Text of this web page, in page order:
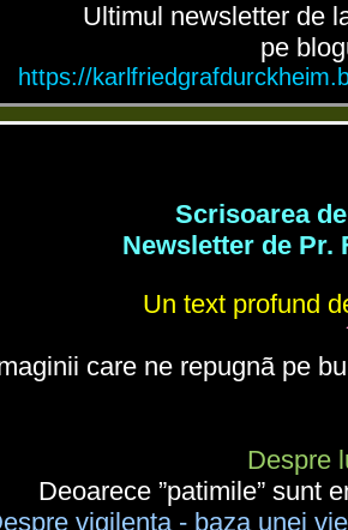
Ultimul newsletter de
pe
https://
Scrisoarea
Newsletter de Pr.
Un text profund
care ne repugnã pe
Despre
Deoarece ”patimile” sunt
vigilenta - baza unei